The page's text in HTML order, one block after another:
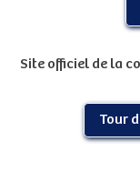
Site officiel de la
Tour